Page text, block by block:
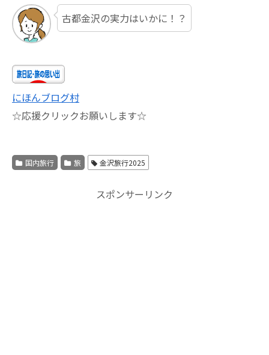
古都金沢の実力はいかに！？
にほんブログ村
☆応援クリックお願いします☆
国内旅行 旅 金沢旅行2025
スポンサーリンク